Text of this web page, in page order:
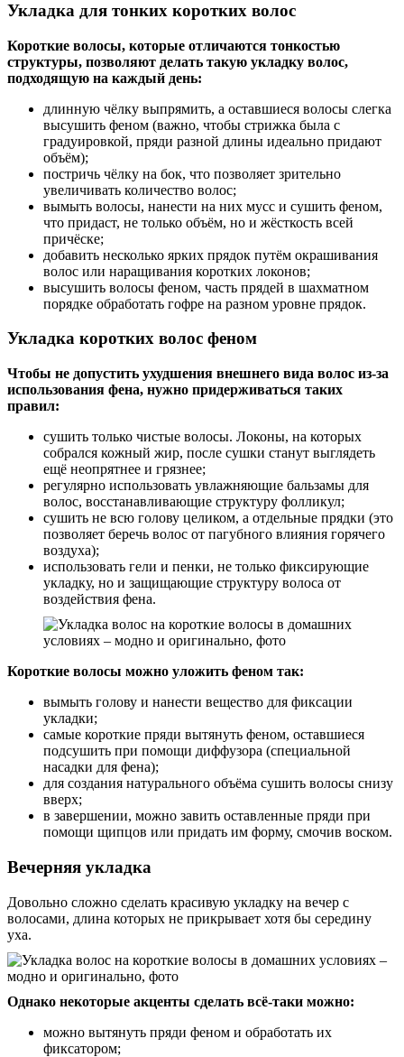
Укладка для тонких коротких волос
Короткие волосы, которые отличаются тонкостью
структуры, позволяют делать такую укладку волос,
подходящую на каждый день:
длинную чёлку выпрямить, а оставшиеся волосы слегка
высушить феном (важно, чтобы стрижка была с
градуировкой, пряди разной длины идеально придают
объём);
постричь чёлку на бок, что позволяет зрительно
увеличивать количество волос;
вымыть волосы, нанести на них мусс и сушить феном,
что придаст, не только объём, но и жёсткость всей
причёске;
добавить несколько ярких прядок путём окрашивания
волос или наращивания коротких локонов;
высушить волосы феном, часть прядей в шахматном
порядке обработать гофре на разном уровне прядок.
Укладка коротких волос феном
Чтобы не допустить ухудшения внешнего вида волос из-за
использования фена, нужно придерживаться таких
правил:
сушить только чистые волосы. Локоны, на которых
собрался кожный жир, после сушки станут выглядеть
ещё неопрятнее и грязнее;
регулярно использовать увлажняющие бальзамы для
волос, восстанавливающие структуру фолликул;
сушить не всю голову целиком, а отдельные прядки (это
позволяет беречь волос от пагубного влияния горячего
воздуха);
использовать гели и пенки, не только фиксирующие
укладку, но и защищающие структуру волоса от
воздействия фена.
Короткие волосы можно уложить феном так:
вымыть голову и нанести вещество для фиксации
укладки;
самые короткие пряди вытянуть феном, оставшиеся
подсушить при помощи диффузора (специальной
насадки для фена);
для создания натурального объёма сушить волосы снизу
вверх;
в завершении, можно завить оставленные пряди при
помощи щипцов или придать им форму, смочив воском.
Вечерняя укладка
Довольно сложно сделать красивую укладку на вечер с
волосами, длина которых не прикрывает хотя бы середину
уха.
Однако некоторые акценты сделать всё-таки можно:
можно вытянуть пряди феном и обработать их
фиксатором;